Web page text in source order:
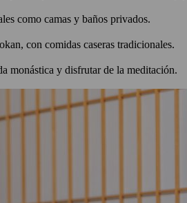
como camas y baños privados.
con comidas caseras tradicionales.
monástica y disfrutar de la meditación.